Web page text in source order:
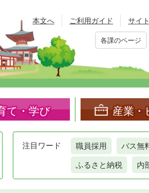
本文へ ご利用ガイド サイ
各課のページ
て・学び 産業・
注目 ワード 職員採用 バス無
ふるさと納税
内